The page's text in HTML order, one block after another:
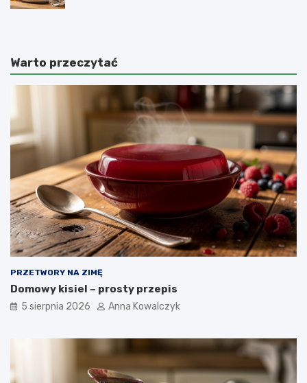
Warto przeczytać
PRZETWORY NA ZIMĘ
Domowy kisiel – prosty przepis
5 sierpnia 2026 Anna Kowalczyk